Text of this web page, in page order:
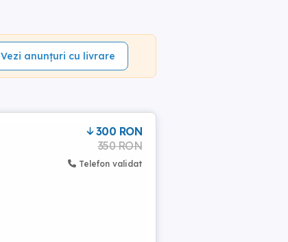
Vezi anunțuri cu livrare
300 RON
350 RON
Telefon validat